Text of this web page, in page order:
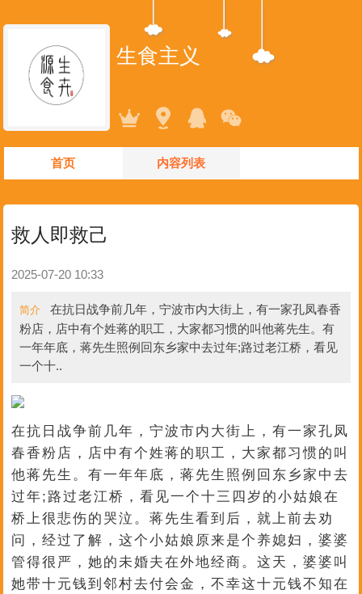
生食主义
首页 内容列表
救人即救己
2025-07-20 10:33
简介
在抗日战争前几年，宁波市内大街上，有一家孔凤春香
粉店，店中有个姓蒋的职工，大家都习惯的叫他蒋先生。有
一年年底，蒋先生照例回东乡家中去过年;路过老江桥，看见
一个十..
在抗日战争前几年，宁波市内大街上，有一家孔凤
春香粉店，店中有个姓蒋的职工，大家都习惯的叫
他蒋先生。有一年年底，蒋先生照例回东乡家中去
过年;路过老江桥，看见一个十三四岁的小姑娘在
桥上很悲伤的哭泣。蒋先生看到后，就上前去劝
问，经过了解，这个小姑娘原来是个养媳妇，婆婆
管得很严，她的未婚夫在外地经商。这天，婆婆叫
她带十元钱到邻村去付会金，不幸这十元钱不知在